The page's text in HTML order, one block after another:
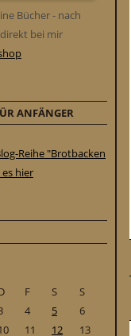
Bücher - nach
bei mir
ANFÄNGER
Reihe "Brotbacken
hier
F S
S
4 5
6
11 12
13